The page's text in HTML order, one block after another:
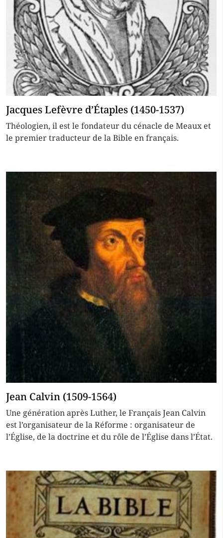
Jacques Lefèvre d’Étaples (1450-1537)
Théologien, il est le fondateur du cénacle de Meaux et
le premier traducteur de la Bible en français.
Jean Calvin (1509-1564)
Une génération après Luther, le Français Jean Calvin
est l’organisateur de la Réforme : organisateur de
l’Église, de la doctrine et du rôle de l’Église dans l’État.